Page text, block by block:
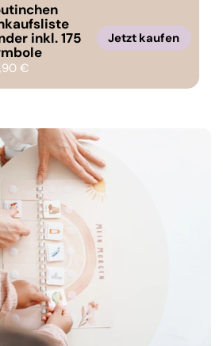
inkl. 175
€
Jetzt kaufen